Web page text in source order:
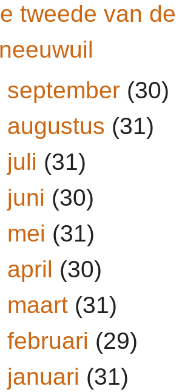
tweede van
september (30)
augustus (31)
juli (31)
juni (30)
mei (31)
april (30)
maart (31)
februari (29)
januari (31)